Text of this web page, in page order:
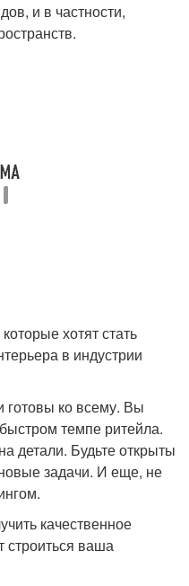
и в частности,
хотят стать
в индустрии
готовы ко всему. Вы
темпе ритейла.
детали. Будьте открыты
задачи. И еще, не
качественное
строиться ваша